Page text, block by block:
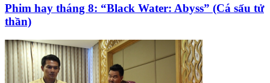
Phim hay tháng 8: “Black Water: Abyss” (Cá sấu tử
thần)